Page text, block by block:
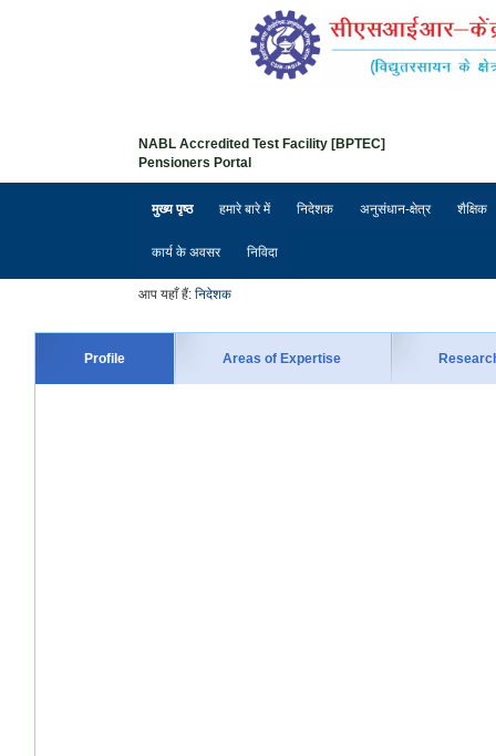
NABL Accredited Test Facility [BPTEC]
Pensioners Portal
मुख्य पृष्ठ हमारे बारे में निदेशक अनुसंधान-क्षेत्र शैक्षिक
कार्य के अवसर निविदा
आप यहाँ हैं: निदेशक
Profile Areas of Expertise